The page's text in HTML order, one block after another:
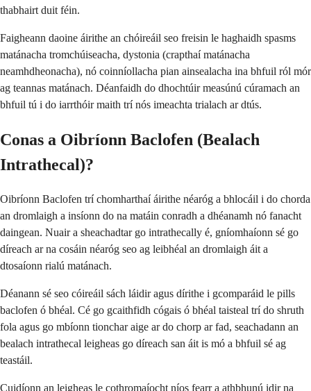
thabhairt duit féin.
Faigheann daoine áirithe an chóireáil seo freisin le haghaidh spasms
matánacha tromchúiseacha, dystonia (crapthaí matánacha
neamhdheonacha), nó coinníollacha pian ainsealacha ina bhfuil ról mór
ag teannas matánach. Déanfaidh do dhochtúir measúnú cúramach an
bhfuil tú i do iarrthóir maith trí nós imeachta trialach ar dtús.
Conas a Oibríonn Baclofen (Bealach
Intrathecal)?
Oibríonn Baclofen trí chomharthaí áirithe néaróg a bhlocáil i do chorda
an dromlaigh a insíonn do na matáin conradh a dhéanamh nó fanacht
daingean. Nuair a sheachadtar go intrathecally é, gníomhaíonn sé go
díreach ar na cosáin néaróg seo ag leibhéal an dromlaigh áit a
dtosaíonn rialú matánach.
Déanann sé seo cóireáil sách láidir agus dírithe i gcomparáid le pills
baclofen ó bhéal. Cé go gcaithfidh cógais ó bhéal taisteal trí do shruth
fola agus go mbíonn tionchar aige ar do chorp ar fad, seachadann an
bealach intrathecal leigheas go díreach san áit is mó a bhfuil sé ag
teastáil.
Cuidíonn an leigheas le cothromaíocht níos fearr a athbhunú idir na